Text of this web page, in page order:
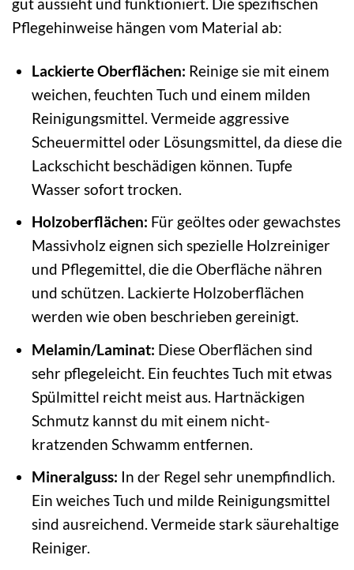
Pflegehinweise hängen vom Material ab:
Lackierte Oberflächen: Reinige sie mit einem
weichen, feuchten Tuch und einem milden
Reinigungsmittel. Vermeide aggressive
Scheuermittel oder Lösungsmittel, da diese die
Lackschicht beschädigen können. Tupfe
Wasser sofort trocken.
Holzoberflächen: Für geöltes oder gewachstes
Massivholz eignen sich spezielle Holzreiniger
und Pflegemittel, die die Oberfläche nähren
und schützen. Lackierte Holzoberflächen
werden wie oben beschrieben gereinigt.
Melamin/Laminat: Diese Oberflächen sind
sehr pflegeleicht. Ein feuchtes Tuch mit etwas
Spülmittel reicht meist aus. Hartnäckigen
Schmutz kannst du mit einem nicht-
kratzenden Schwamm entfernen.
Mineralguss: In der Regel sehr unempfindlich.
Ein weiches Tuch und milde Reinigungsmittel
sind ausreichend. Vermeide stark säurehaltige
Reiniger.